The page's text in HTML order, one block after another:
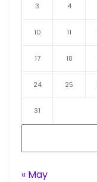
3 4
10 11
17 18
24 25
31
« May